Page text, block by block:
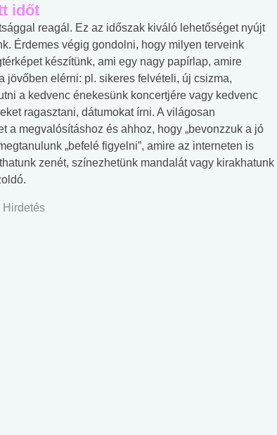
időt
reagál. Ez az időszak kiváló lehetőséget nyújt
Érdemes végig gondolni, hogy milyen terveink
készítünk, ami egy nagy papírlap, amire
jövőben elérni: pl. sikeres felvételi, új csizma,
a kedvenc énekesünk koncertjére vagy kedvenc
ragasztani, dátumokat írni. A világosan
a megvalósításhoz és ahhoz, hogy „bevonzzuk a jó
„befelé figyelni”, amire az interneten is
zenét, színezhetünk mandalát vagy kirakhatunk
Hirdetés